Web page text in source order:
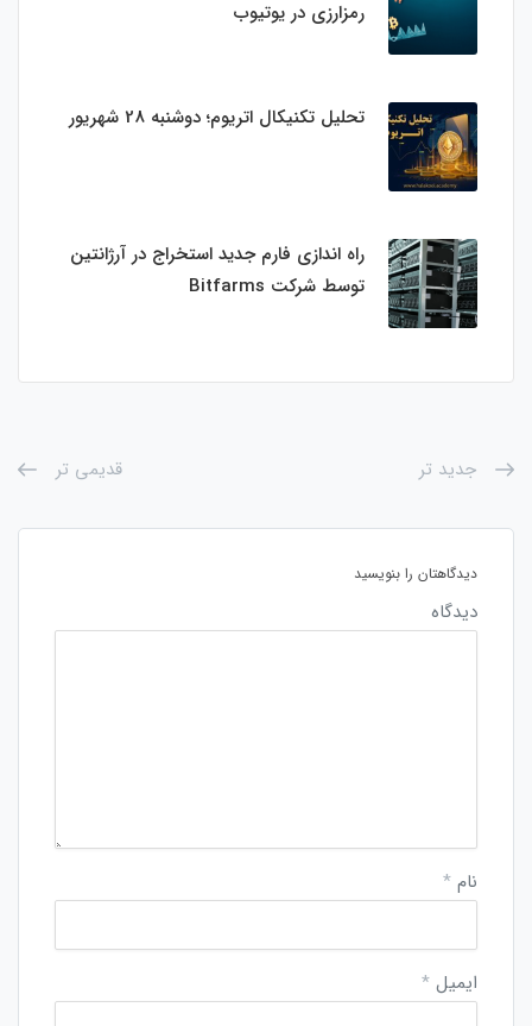
رمزارزی در یوتیوب
تحلیل تکنیکال اتریوم؛ دوشنبه 28 شهریور
راه اندازی فارم جدید استخراج در آرژانتین
توسط شرکت Bitfarms
جدید تر قدیمی تر
دیدگاهتان را بنویسید
دیدگاه
نام *
ایمیل *